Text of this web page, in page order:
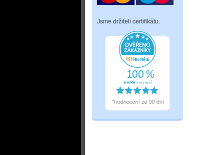
Jsme držiteli certifikátu: